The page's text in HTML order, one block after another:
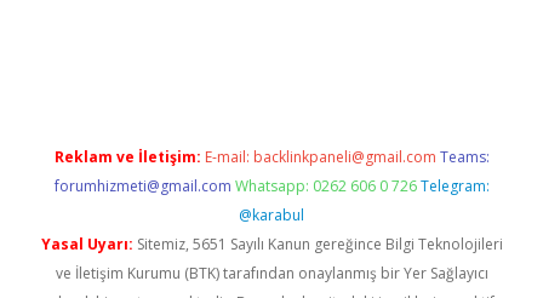
Reklam ve İletişim: E-mail: backlinkpaneli@gmail.com Teams:
forumhizmeti@gmail.com Whatsapp: 0262 606 0 726 Telegram:
@karabul
Yasal Uyarı: Sitemiz, 5651 Sayılı Kanun gereğince Bilgi Teknolojileri
ve İletişim Kurumu (BTK) tarafından onaylanmış bir Yer Sağlayıcı